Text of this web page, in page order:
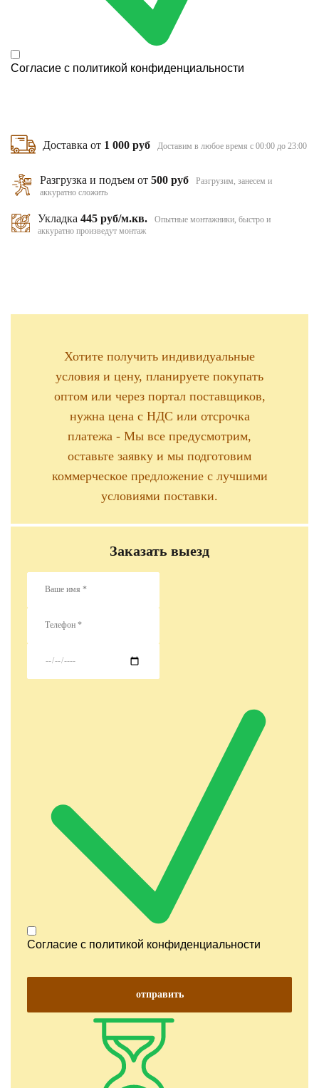
Согласие с политикой конфиденциальности
Доставка от 1 000 руб Доставим в любое время с 00:00 до 23:00
Разгрузка и подъем от500 руб
Разгрузим, занесем и
аккуратно сложить
Укладка 445 руб/м.кв.
Опытные монтажники, быстро и
аккуратно произведут монтаж
Хотите получить индивидуальные
условия и цену, планируете покупать
оптом или через портал поставщиков,
нужна цена с НДС или отсрочка
платежа - Мы все предусмотрим,
оставьте заявку и мы подготовим
коммерческое предложение с лучшими
условиями поставки.
Заказать выезд
Согласие с политикой конфиденциальности
отправить